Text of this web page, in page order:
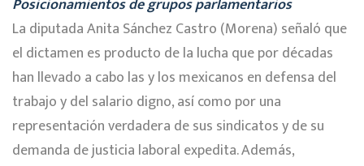
La diputada Anita Sánchez Castro (Morena) señaló que
el dictamen es producto de la lucha que por décadas
han llevado a cabo las y los mexicanos en defensa del
trabajo y del salario digno, así como por una
representación verdadera de sus sindicatos y de su
demanda de justicia laboral expedita. Además,